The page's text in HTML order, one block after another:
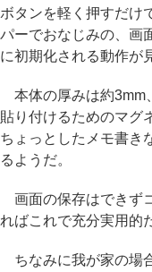
ボタンを軽く押すだけ
パーでおなじみの、画
に初期化される動作が
本体の厚みは約3mm
貼り付けるためのマグ
ちょっとしたメモ書き
るようだ。
画面の保存はできず
ればこれで充分実用的
ちなみに我が家の場